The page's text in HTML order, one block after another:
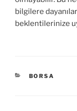
bilgilere
beklentilerinize
KATEGORILER
BORSA